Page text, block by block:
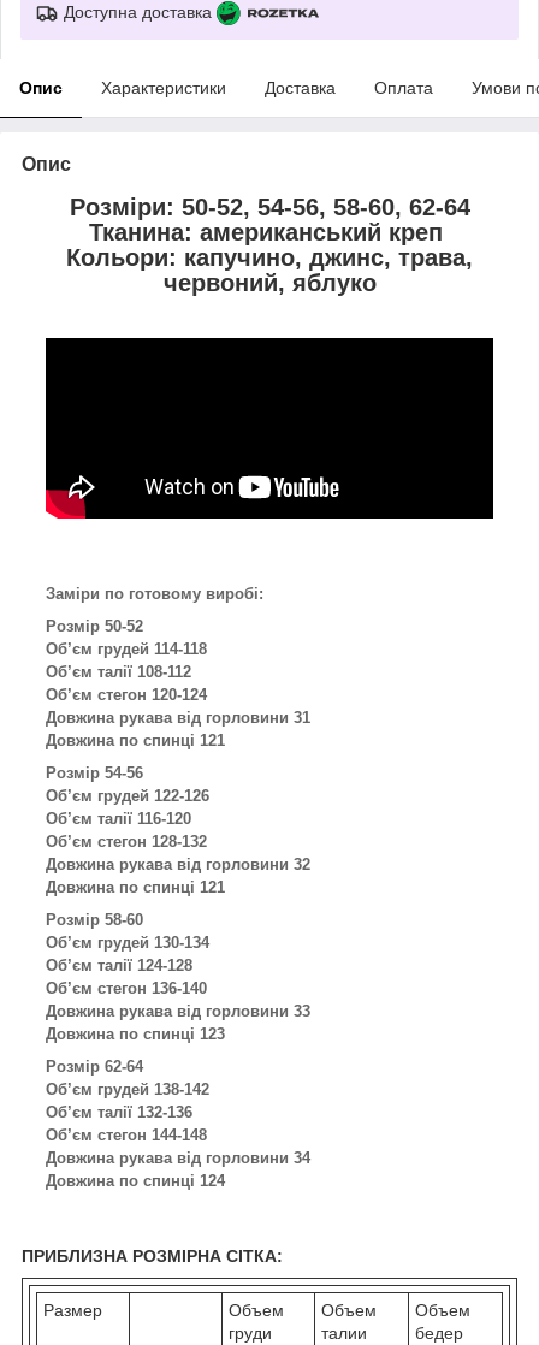
Доступна доставка
Опис Характеристики Доставка Оплата Умови
Опис
Розміри: 50-52, 54-56, 58-60, 62-64
Тканина: американський креп
Кольори: капучино, джинс, трава,
червоний, яблуко
Заміри по готовому виробі:
Розмір 50-52
Об’єм грудей 114-118
Об’єм талії 108-112
Об’єм стегон 120-124
Довжина рукава від горловини 31
Довжина по спинці 121
Розмір 54-56
Об’єм грудей 122-126
Об’єм талії 116-120
Об’єм стегон 128-132
Довжина рукава від горловини 32
Довжина по спинці 121
Розмір 58-60
Об’єм грудей 130-134
Об’єм талії 124-128
Об’єм стегон 136-140
Довжина рукава від горловини 33
Довжина по спинці 123
Розмір 62-64
Об’єм грудей 138-142
Об’єм талії 132-136
Об’єм стегон 144-148
Довжина рукава від горловини 34
Довжина по спинці 124
ПРИБЛИЗНА РОЗМІРНА СІТКА:
Размер
Объем
груди
Объем
талии
Объем
бедер